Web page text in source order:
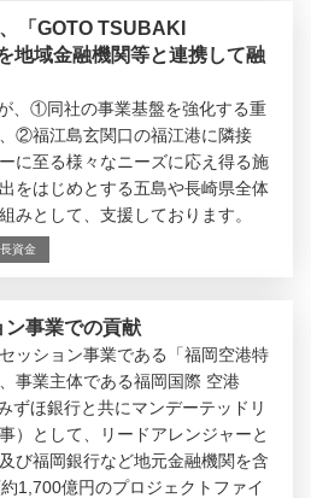
「GOTO TSUBAKI
地域金融機関等と連携して融
、①同社の事業基盤を強化する重
②福江島玄関口の福江港に隣接
に至る様々なニーズに応え得る施
をはじめとする五島や長崎県全体
みとして、支援しております。
資金
事業での貢献
ッション事業である「福岡空港特
事業主体である福岡国際 空港
ずほ銀行と共にマンデーテッドリ
）として、リードアレンジャーと
び福岡銀行など地元金融機関を含
1,700億円のプロジェクトファイ